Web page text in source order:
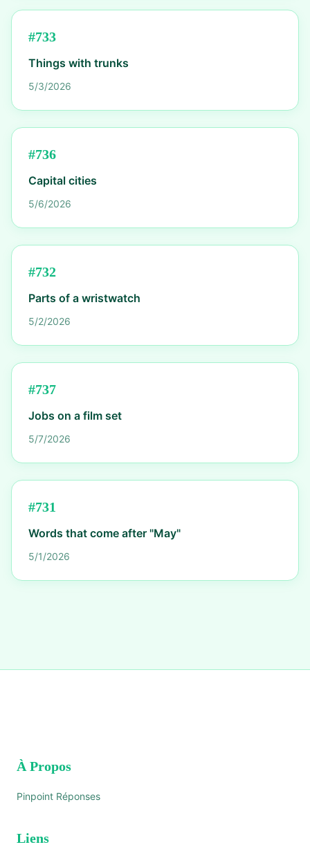
#733
Things with trunks
5/3/2026
#736
Capital cities
5/6/2026
#732
Parts of a wristwatch
5/2/2026
#737
Jobs on a film set
5/7/2026
#731
Words that come after "May"
5/1/2026
À Propos
Pinpoint Réponses
Liens